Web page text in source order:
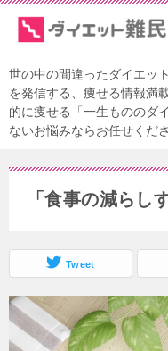
世の中の間違ったダイエッ
を発信する、痩せる情報満
的に痩せる「一生もののダ
ないお悩みならお任せくださ
「食事の減らし
Tweet